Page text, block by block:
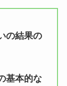
の結果の
基本的な